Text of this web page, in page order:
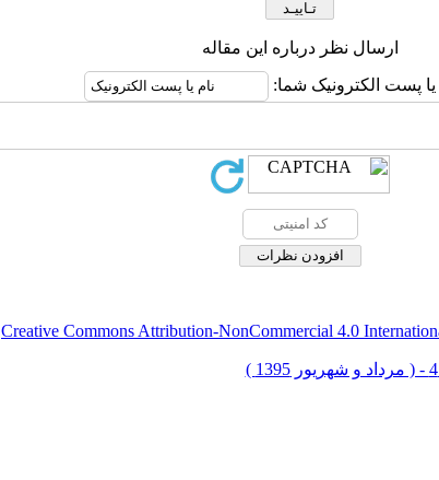
ارسال نظر درباره این مقاله
یا پست الکترونیک شما:
Creative Commons Attribution-NonCommercial 4.0